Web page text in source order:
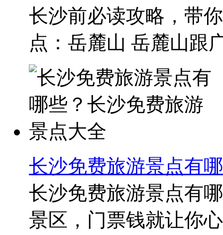
长沙前必读攻略，带
点：岳麓山 岳麓山跟
长沙免费旅游景点有
长沙免费旅游景点有
景区，门票钱就让你